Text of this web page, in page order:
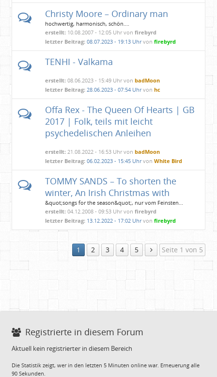
Christy Moore – Ordinary man
hochwertig, harmonisch, schön....
erstellt: 10.08.2007 - 12:05 Uhr vonfirebyrd
letzter Beitrag: 08.07.2023 - 19:13 Uhrvonfirebyrd
TENHI - Valkama
erstellt: 08.06.2023 - 15:49 Uhr vonbadMoon
letzter Beitrag: 28.06.2023 - 07:54 Uhrvonhc
Offa Rex - The Queen Of Hearts | GB
2017 | Folk, teils mit leicht
psychedelischen Anleihen
erstellt: 21.08.2022 - 16:53 Uhr vonbadMoon
letzter Beitrag: 06.02.2023 - 15:45 UhrvonWhite Bird
TOMMY SANDS – To shorten the
winter, An Irish Christmas with
&quot;songs for the season&quot;, nur vom Feinsten...
erstellt: 04.12.2008 - 09:53 Uhr vonfirebyrd
letzter Beitrag: 13.12.2022 - 17:02 Uhrvonfirebyrd
1 2 3 4 5 Seite 1 von 5
Registrierte in diesem Forum
Aktuell kein registrierter in diesem Bereich
Die Statistik zeigt, wer in den letzten 5 Minuten online war. Erneuerung alle
90 Sekunden.